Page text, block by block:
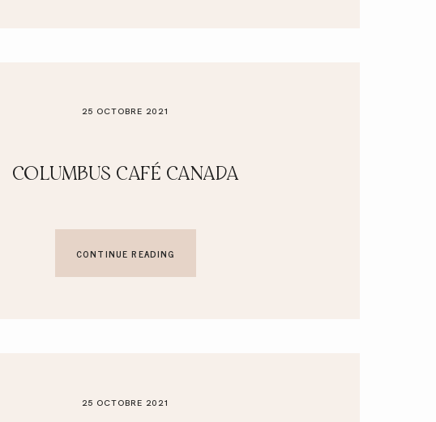
25 OCTOBRE 2021
COLUMBUS CAFÉ CANADA
CONTINUE READING
25 OCTOBRE 2021